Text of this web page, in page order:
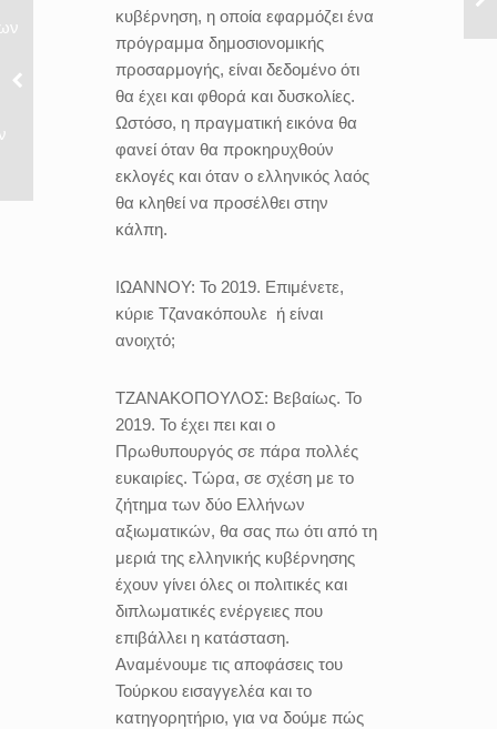
κυβέρνηση, η οποία εφαρμόζει ένα
πρόγραμμα δημοσιονομικής
προσαρμογής, είναι δεδομένο ότι
θα έχει και φθορά και δυσκολίες.
Ωστόσο, η πραγματική εικόνα θα
φανεί όταν θα προκηρυχθούν
εκλογές και όταν ο ελληνικός λαός
θα κληθεί να προσέλθει στην
κάλπη.
ΙΩΑΝΝΟΥ: Το 2019. Επιμένετε,
κύριε Τζανακόπουλε ή είναι
ανοιχτό;
ΤΖΑΝΑΚΟΠΟΥΛΟΣ: Βεβαίως. Το
2019. Το έχει πει και ο
Πρωθυπουργός σε πάρα πολλές
ευκαιρίες. Τώρα, σε σχέση με το
ζήτημα των δύο Ελλήνων
αξιωματικών, θα σας πω ότι από τη
μεριά της ελληνικής κυβέρνησης
έχουν γίνει όλες οι πολιτικές και
διπλωματικές ενέργειες που
επιβάλλει η κατάσταση.
Αναμένουμε τις αποφάσεις του
Τούρκου εισαγγελέα και το
κατηγορητήριο, για να δούμε πώς